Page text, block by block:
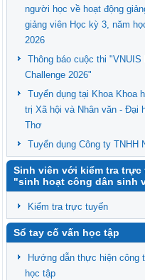
người học về hoạt động
giảng viên Học kỳ 3, năm
2026
Thông báo cuộc thi "VNUIS
Challenge 2026"
Tuyển dụng tại Khoa Khoa
trị Xã hội và Nhân văn - Đại
Thơ
Tuyển dụng Công ty TNHH
Sinh viên với kiểm tra trực
"sinh hoạt công dân sinh
Kiểm tra trực tuyến
Sổ tay cố vấn học tập
Hướng dẫn thực hiện công
học tập